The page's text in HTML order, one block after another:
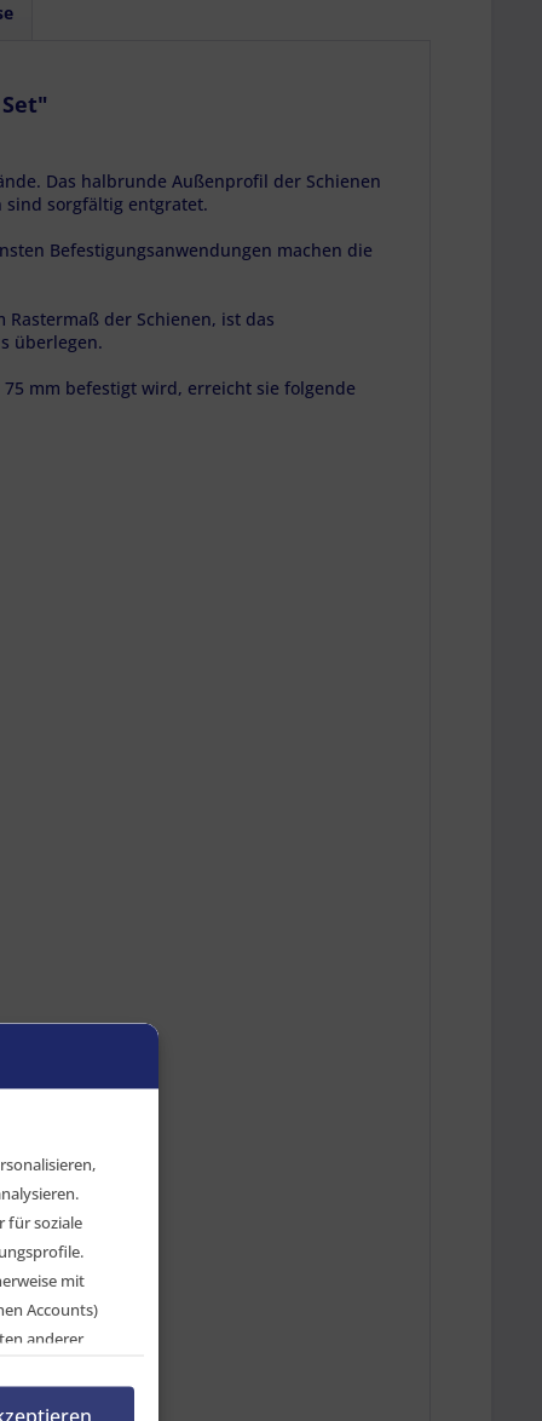
Das halbrunde Außenprofil der Schienen
sind sorgfältig entgratet.
Befestigungsanwendungen machen die
der Schienen, ist das
überlegen.
mm befestigt wird, erreicht sie folgende
für soziale
mit
Accounts)
anderer